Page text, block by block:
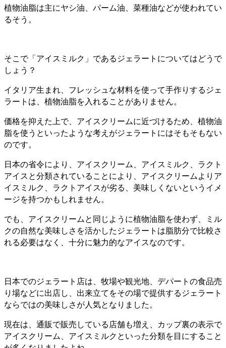
植物油脂は主にヤシ油、パーム油、菜種油などが使われてい
るそう。
そこで「アイスミルク」であるジェラートについてはどうで
しょう？
イタリア生まれ、フレッシュな材料を使って手作りするジェ
ラートは、植物油脂を入れることがありません。
価格を抑えた上で、アイスクリームに近づけるため、植物油
脂を使うといったような考えがジェラートにはそもそもない
のです。
日本の省令により、アイスクリーム、アイスミルク、ラクト
アイスと分類されていることにより、アイスクリームよりア
イスミルク、ラクトアイスが劣る、美味しくないというイメ
ージを持つかもしれません。
でも、アイスクリームと同じように植物油脂を使わず、ミル
クの自然な美味しさを活かしたジェラートは脂肪分で比較さ
れる必要はなく、十分に魅力的なアイスなのです。
日本でのジェラート店は、牧場や観光地、デパートの食品売
り場などに出店し、出来立てをその場で提供するジェラート
ならではの美味しさが人気となりました。
現在は、通販で販売している店舗も増え、カップ裏の表示で
アイスクリーム、アイスミルクといった分類を目にすること